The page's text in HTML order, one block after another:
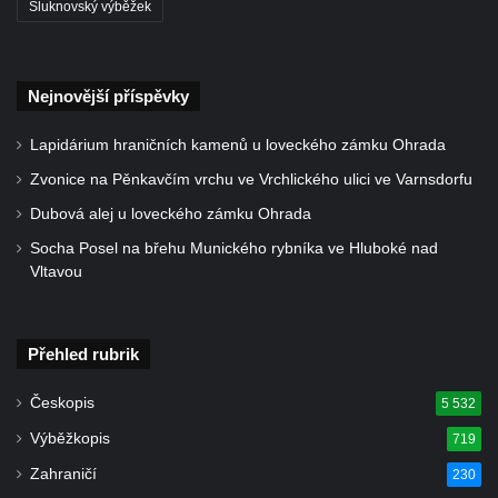
Kaple v Michalovicích
Žernosekách
Kaple svatého Huberta u hradiště Hrádek u
Libochovanech
Nepomuckého ve Starých Křečanech
Kostel svatého Jana Nepomuckého ve
Starých Křečanech
Šluknovský výběžek
Nejnovější příspěvky
Lapidárium hraničních kamenů u loveckého zámku Ohrada
Zvonice na Pěnkavčím vrchu ve Vrchlického ulici ve Varnsdorfu
Dubová alej u loveckého zámku Ohrada
Socha Posel na břehu Munického rybníka ve Hluboké nad
Vltavou
Přehled rubrik
Českopis 5 532
Výběžkopis 719
Zahraničí 230